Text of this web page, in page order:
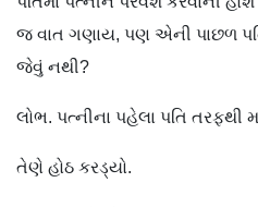
જ વાત ગણાય, પણ એની પાછળ
જેવું નથી?
લોભ. પત્નીના પહેલા પતિ
તેણે હોઠ કરડ્યો.